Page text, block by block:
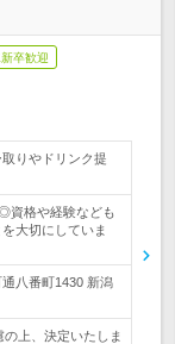
卒歓迎
りやドリンク提
資格や経験なども
大切にしていま
八番町1430 新潟
上、決定いたしま